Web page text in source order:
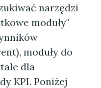
narzędzi
moduły"
moduły do
dla
KPI. Poniżej